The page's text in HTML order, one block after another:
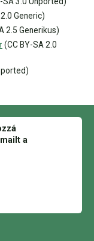
Generic)
2.5 Generikus)
(CC BY-SA 2.0